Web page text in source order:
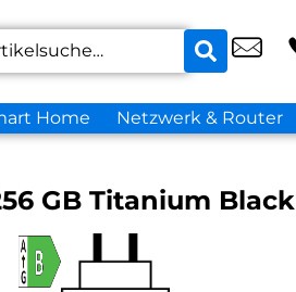
Home Netzwerk & Router
GB Titanium Black